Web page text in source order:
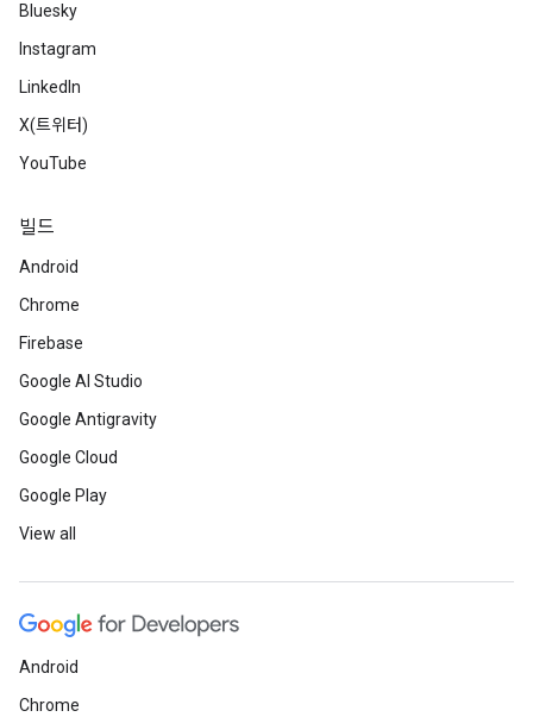
Bluesky
Instagram
LinkedIn
X(트위터)
YouTube
빌드
Android
Chrome
Firebase
Google AI Studio
Google Antigravity
Google Cloud
Google Play
View all
Android
Chrome